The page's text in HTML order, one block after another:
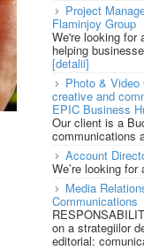
Project
Flaminjoy Group
We're looking for
helping
[detalii]
Photo & Video
creative and
EPIC Business
Our client is a
communications
Account
We’re looking
Media
Communications
on a strategiilor
editorial: